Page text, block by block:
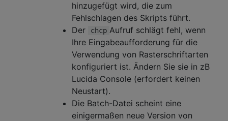
hinzugefügt wird, die zum
Fehlschlagen des Skripts führt.
Der
chcp Aufruf schlägt fehl, wenn
Ihre Eingabeaufforderung für die
Verwendung von Rasterschriftarten
konfiguriert ist. Ändern Sie sie in zB
Lucida Console (erfordert keinen
Neustart).
Die Batch-Datei scheint eine
einigermaßen neue Version von